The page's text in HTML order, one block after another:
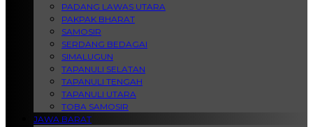
PADANG LAWAS UTARA
PAKPAK BHARAT
SAMOSIR
SERDANG BEDAGAI
SIMALUGUN
TAPANULI SELATAN
TAPANULI TENGAH
TAPANULI UTARA
TOBA SAMOSIR
JAWA BARAT